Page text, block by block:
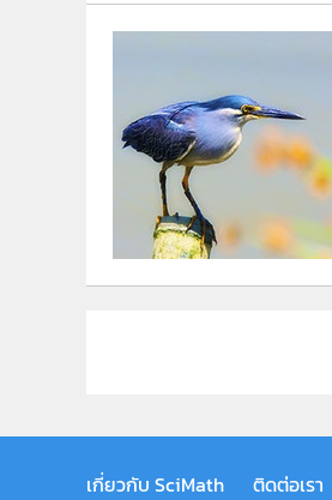
เกี่ยวกับ SciMath ติดต่อเรา